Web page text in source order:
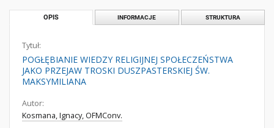
OPIS INFORMACJE STRUKTURA
Tytuł:
POGŁĘBIANIE WIEDZY RELIGIJNEJ SPOŁECZEŃSTWA
JAKO PRZEJAW TROSKI DUSZPASTERSKIEJ ŚW.
MAKSYMILIANA
Autor:
Kosmana, Ignacy, OFMConv.